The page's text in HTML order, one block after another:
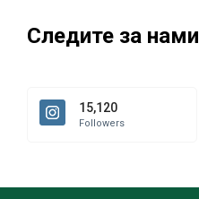
Следите за нами
15,120
Followers